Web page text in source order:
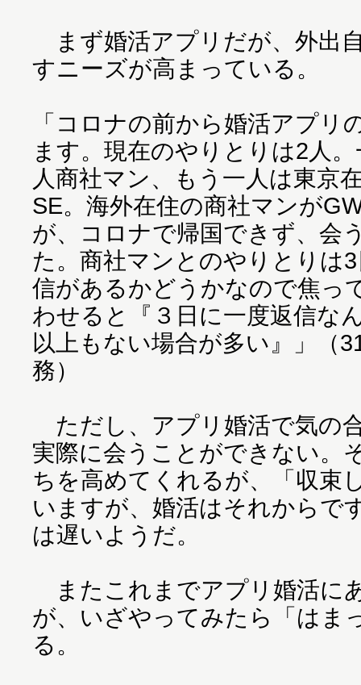
まず婚活アプリだが、外出
すニーズが高まっている。
「コロナの前から婚活アプリ
ます。現在のやりとりは2人
人商社マン、もう一人は東京
SE。海外在住の商社マンが
が、コロナで帰国できず、会
た。商社マンとのやりとりは
信があるかどうかなので焦っ
わせると『３日に一度返信な
以上もない場合が多い』」（
務）
ただし、アプリ婚活で気の
実際に会うことができない。
ちを高めてくれるが、「収束
いますが、婚活はそれからで
は遅いようだ。
またこれまでアプリ婚活に
が、いざやってみたら「はま
る。